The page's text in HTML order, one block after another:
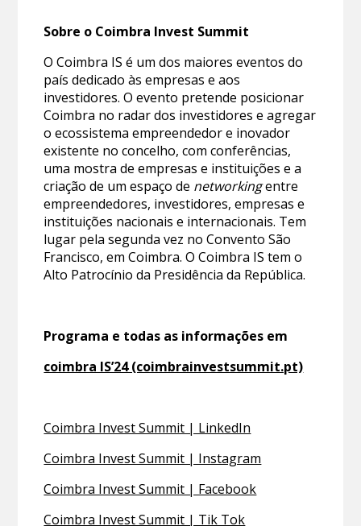
Sobre o Coimbra Invest Summit
O Coimbra IS é um dos maiores eventos do
país dedicado às empresas e aos
investidores. O evento pretende posicionar
Coimbra no radar dos investidores e agregar
o ecossistema empreendedor e inovador
existente no concelho, com conferências,
uma mostra de empresas e instituições e a
criação de um espaço de networkingentre
empreendedores, investidores, empresas e
instituições nacionais e internacionais. Tem
lugar pela segunda vez no Convento São
Francisco, em Coimbra. O Coimbra IS tem o
Alto Patrocínio da Presidência da República.
Programa e todas as informações em
coimbra IS’24 (coimbrainvestsummit.pt)
Coimbra Invest Summit | LinkedIn
Coimbra Invest Summit | Instagram
Coimbra Invest Summit | Facebook
Coimbra Invest Summit | Tik Tok